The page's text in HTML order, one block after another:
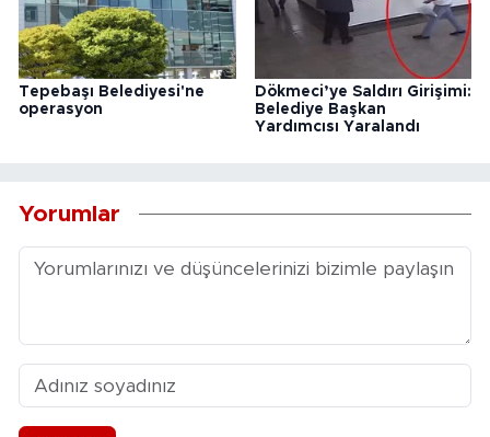
Tepebaşı Belediyesi'ne
operasyon
Dökmeci’ye Saldırı Girişimi:
Belediye Başkan
Yardımcısı Yaralandı
Yorumlar